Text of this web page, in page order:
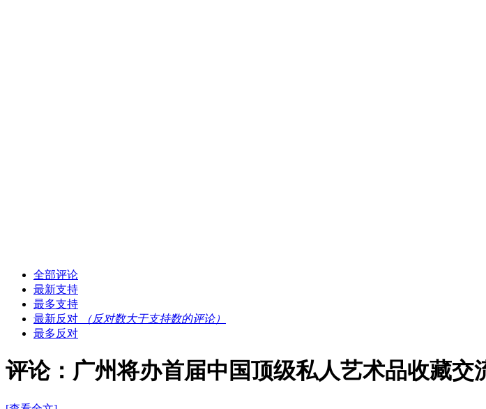
全部评论
最新支持
最多支持
最新反对
（反对数大于支持数的评论）
最多反对
评论：广州将办首届中国顶级私人艺术品收藏交